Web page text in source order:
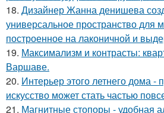
18. Дизайнер Жанна денишева
универсальное пространство для
построенное на лаконичной и
19. Максимализм и контрасты:
Варшаве.
20. Интерьер этого летнего дома -
искусство может стать частью
21. Магнитные стопоры - удобная